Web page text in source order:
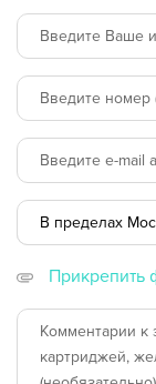
В пределах
В пределах
за пределами
другой город
Прикрепить
Сохранить